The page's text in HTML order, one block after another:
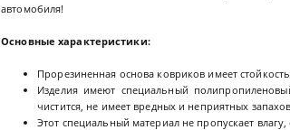
автомобиля!
Основные характеристики:
Прорезиненная основа ковриков имеет
Изделия имеют специальный
чистится, не имеет вредных и неприятных
Этот специальный материал не пропускает